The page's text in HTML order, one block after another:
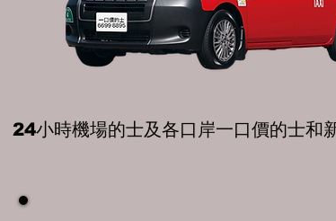
24小時機場的士及各口岸一口價的士和